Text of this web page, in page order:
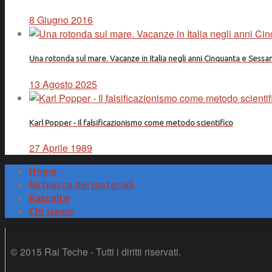
8 Giugno 2016
Una rotonda sul mare. Vacanze in Italia negli anni Cinquanta e
13 Agosto 2025
Karl Popper - Il falsificazionismo come metodo scientifico
27 Aprile 1989
Home
Richiesta dei materiali
Raccolte
Chi siamo
© 2015 Rai Teche - Tutti i diritti riservati.